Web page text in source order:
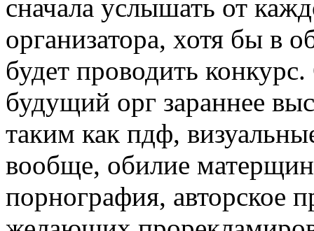
сначала услышать от
организатора, хотя бы в
будет проводить
будущий орг зараннее
таким как пдф,
вообще, обилие
порнография, авторское